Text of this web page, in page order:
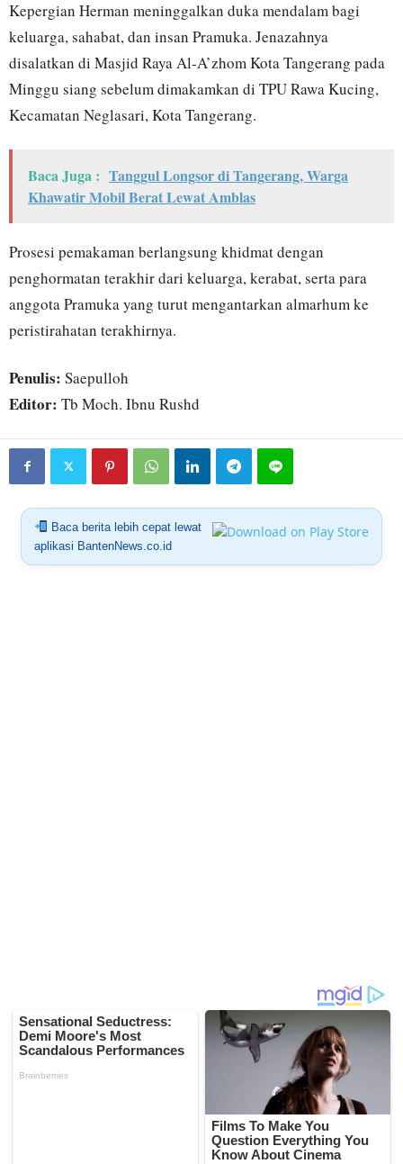
Kepergian Herman meninggalkan duka mendalam bagi
keluarga, sahabat, dan insan Pramuka. Jenazahnya
disalatkan di Masjid Raya Al-A’zhom Kota Tangerang pada
Minggu siang sebelum dimakamkan di TPU Rawa Kucing,
Kecamatan Neglasari, Kota Tangerang.
Baca Juga : Tanggul Longsor di Tangerang, Warga
Khawatir Mobil Berat Lewat Amblas
Prosesi pemakaman berlangsung khidmat dengan
penghormatan terakhir dari keluarga, kerabat, serta para
anggota Pramuka yang turut mengantarkan almarhum ke
peristirahatan terakhirnya.
Penulis: Saepulloh
Editor: Tb Moch. Ibnu Rushd
Baca berita lebih cepat lewat
aplikasi BantenNews.co.id